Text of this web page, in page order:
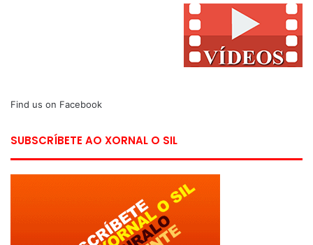
Find us on Facebook
SUBSCRÍBETE AO XORNAL O SIL